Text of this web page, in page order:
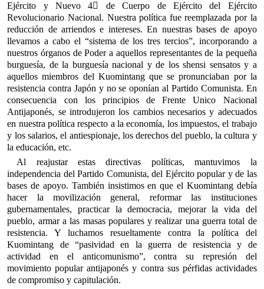
Ejército y Nuevo 4 de Cuerpo de Ejército del Ejército
Revolucionario Nacional. Nuestra política fue reemplazada por la
reducción de arriendos e intereses. En nuestras bases de apoyo
llevamos a cabo el “sistema de los tres tercios”, incorporando a
nuestros órganos de Poder a aquellos representantes de la pequeña
burguesía, de la burguesía nacional y de los shensi sensatos y a
aquellos miembros del Kuomintang que se pronunciaban por la
resistencia contra Japón y no se oponían al Partido Comunista. En
consecuencia con los principios de Frente Unico Nacional
Antijaponés, se introdujeron los cambios necesarios y adecuados
en nuestra política respecto a la economía, los impuestos, el trabajo
y los salarios, el antiespionaje, los derechos del pueblo, la cultura y
la educación, etc.
Al reajustar estas directivas políticas, mantuvimos la
independencia del Partido Comunista, del Ejército popular y de las
bases de apoyo. También insistimos en que el Kuomintang debía
hacer la movilización general, reformar las instituciones
gubernamentales, practicar la democracia, mejorar la vida del
pueblo, armar a las masas populares y realizar una guerra total de
resistencia. Y luchamos resueltamente contra la política del
Kuomintang de “pasividad en la guerra de resistencia y de
actividad en el anticomunismo”, contra su represión del
movimiento popular antijaponés y contra sus pérfidas actividades
de compromiso y capitulación.